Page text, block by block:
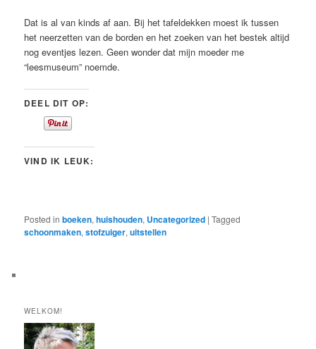
Dat is al van kinds af aan. Bij het tafeldekken moest ik tussen
het neerzetten van de borden en het zoeken van het bestek altijd
nog eventjes lezen. Geen wonder dat mijn moeder me
“leesmuseum” noemde.
DEEL DIT OP:
VIND IK LEUK:
Posted in boeken,huishouden, Uncategorized |Tagged
schoonmaken,stofzuiger,uitstellen
WELKOM!